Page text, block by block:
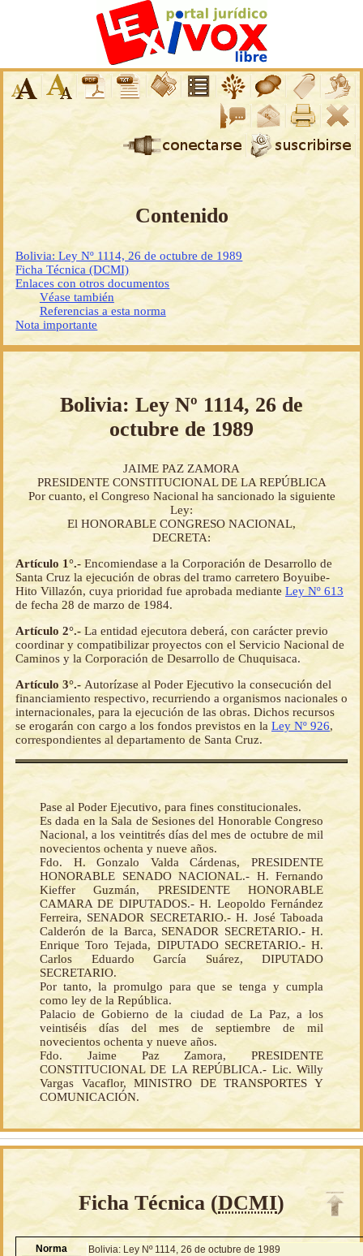
Contenido
Bolivia: Ley Nº 1114, 26 de octubre de 1989
Ficha Técnica (DCMI)
Enlaces con otros documentos
Véase también
Referencias a esta norma
Nota importante
Bolivia: Ley Nº 1114, 26 de
octubre de 1989
JAIME PAZ ZAMORA
PRESIDENTE CONSTITUCIONAL DE LA REPÚBLICA
Por cuanto, el Congreso Nacional ha sancionado la siguiente
Ley:
El HONORABLE CONGRESO NACIONAL,
DECRETA:
Artículo 1°.- Encomiendase a la Corporación de Desarrollo de
Santa Cruz la ejecución de obras del tramo carretero Boyuibe-
Hito Villazón, cuya prioridad fue aprobada mediante Ley Nº 613
de fecha 28 de marzo de 1984.
Artículo 2°.- La entidad ejecutora deberá, con carácter previo
coordinar y compatibilizar proyectos con el Servicio Nacional de
Caminos y la Corporación de Desarrollo de Chuquisaca.
Artículo 3°.- Autorízase al Poder Ejecutivo la consecución del
financiamiento respectivo, recurriendo a organismos nacionales o
internacionales, para la ejecución de las obras. Dichos recursos
se erogarán con cargo a los fondos previstos en la Ley Nº 926,
correspondientes al departamento de Santa Cruz.
Pase al Poder Ejecutivo, para fines constitucionales.
Es dada en la Sala de Sesiones del Honorable Congreso
Nacional, a los veintitrés días del mes de octubre de mil
novecientos ochenta y nueve años.
Fdo. H. Gonzalo Valda Cárdenas, PRESIDENTE
HONORABLE SENADO NACIONAL.- H. Fernando
Kieffer Guzmán, PRESIDENTE HONORABLE
CAMARA DE DIPUTADOS.- H. Leopoldo Fernández
Ferreira, SENADOR SECRETARIO.- H. José Taboada
Calderón de la Barca, SENADOR SECRETARIO.- H.
Enrique Toro Tejada, DIPUTADO SECRETARIO.- H.
Carlos Eduardo García Suárez, DIPUTADO
SECRETARIO.
Por tanto, la promulgo para que se tenga y cumpla
como ley de la República.
Palacio de Gobierno de la ciudad de La Paz, a los
veintiséis días del mes de septiembre de mil
novecientos ochenta y nueve años.
Fdo. Jaime Paz Zamora, PRESIDENTE
CONSTITUCIONAL DE LA REPÚBLICA.- Lic. Willy
Vargas Vacaflor, MINISTRO DE TRANSPORTES Y
COMUNICACIÓN.
Ficha Técnica (DCMI)
Norma
Bolivia: Ley Nº 1114, 26 de octubre de 1989